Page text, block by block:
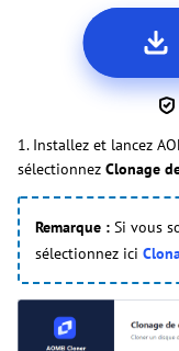
1. Installez et lancez
sélectionnez Clonage
Remarque : Si vous
sélectionnez ici